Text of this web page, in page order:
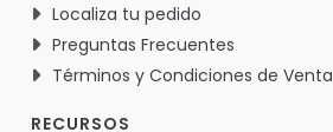
Localiza tu pedido
Preguntas Frecuentes
Términos y Condiciones de Venta
RECURSOS